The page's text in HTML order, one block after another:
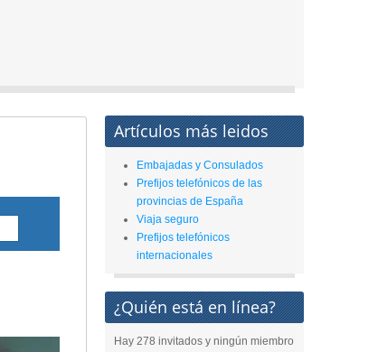
Artículos más leidos
Embajadas y Consulados
Prefijos telefónicos de las
provincias de España
Viaja seguro
Prefijos telefónicos
internacionales
¿Quién está en línea?
Hay 278 invitados y ningún miembro